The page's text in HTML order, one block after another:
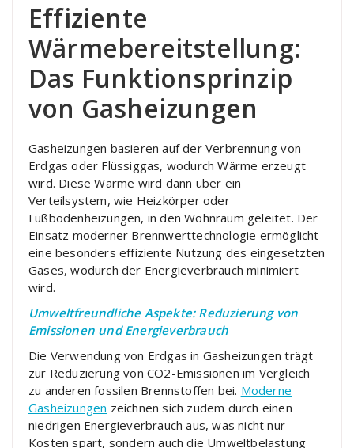
Effiziente
Wärmebereitstellung:
Das Funktionsprinzip
von Gasheizungen
Gasheizungen basieren auf der Verbrennung von
Erdgas oder Flüssiggas, wodurch Wärme erzeugt
wird. Diese Wärme wird dann über ein
Verteilsystem, wie Heizkörper oder
Fußbodenheizungen, in den Wohnraum geleitet. Der
Einsatz moderner Brennwerttechnologie ermöglicht
eine besonders effiziente Nutzung des eingesetzten
Gases, wodurch der Energieverbrauch minimiert
wird.
Umweltfreundliche Aspekte: Reduzierung von
Emissionen und Energieverbrauch
Die Verwendung von Erdgas in Gasheizungen trägt
zur Reduzierung von CO2-Emissionen im Vergleich
zu anderen fossilen Brennstoffen bei. Moderne
Gasheizungen zeichnen sich zudem durch einen
niedrigen Energieverbrauch aus, was nicht nur
Kosten spart, sondern auch die Umweltbelastung